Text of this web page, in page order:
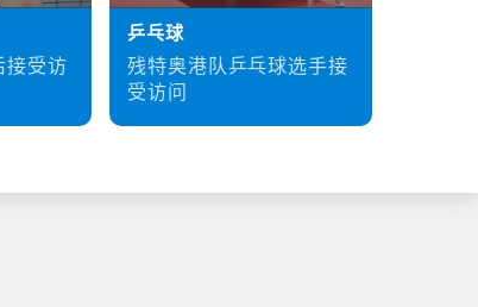
接受访
乒乓球
残特奥港队乒乓球选手接
受访问